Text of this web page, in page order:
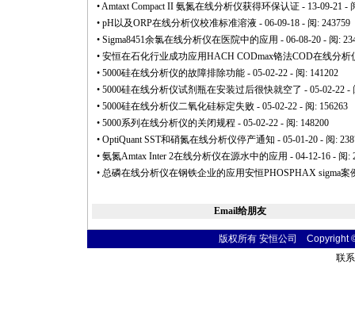
•Amtaxt Compact II 氨氮在线分析仪获得环保认证 - 13-09-21 -
• pH以及ORP在线分析仪校准标准溶液 - 06-09-18 - 阅: 243759
• Sigma8451余氯在线分析仪在医院中的应用 - 06-08-20 - 阅:
• 安恒在石化行业成功应用HACH CODmax铬法COD在线分析
• 5000硅在线分析仪的故障排除功能 - 05-02-22 - 阅: 141202
• 5000硅在线分析仪试剂瓶在安装过后很快就空了 - 05-02-22 -
• 5000硅在线分析仪二氧化硅标定失败 - 05-02-22 - 阅: 156263
• 5000系列在线分析仪的关闭规程 - 05-02-22 - 阅: 148200
• OptiQuant SST和硝氮在线分析仪停产通知 - 05-01-20 - 阅:
• 氨氮Amtax Inter 2在线分析仪在源水中的应用 - 04-12-16 - 阅:
• 总磷在线分析仪在钢铁企业的应用安恒PHOSPHAX sigma案
Email给朋友
版权所有 安恒公司 Copyright
联